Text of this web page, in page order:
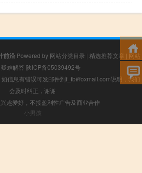
前沿 Powered by 网站分类目录 | 精选推荐文章 | 网站
疑难解答 陕ICP备05039492号
信息有错误可发邮件到f_fb#foxmail.com说明，我们
会及时纠正，谢谢
趣爱好，不接盈利性广告及商业合作
小男孩